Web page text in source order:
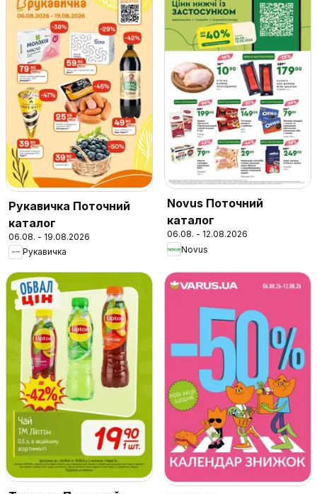
Рукавичка Поточний
каталог
06.08. - 19.08.2026
Рукавичка
Novus Поточний
каталог
06.08. - 12.08.2026
Novus